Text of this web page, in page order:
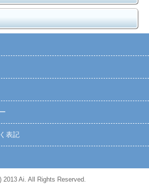
表記
2013 Ai. All Rights Reserved.